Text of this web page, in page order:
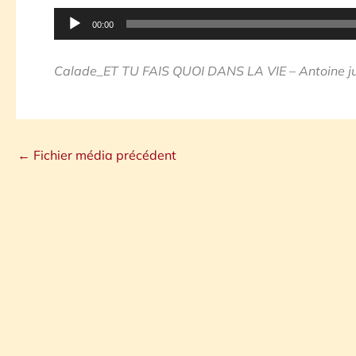
Lecteur
audio
00:00
Calade_ET TU FAIS QUOI DANS LA VIE – Antoine
← Fichier média précédent